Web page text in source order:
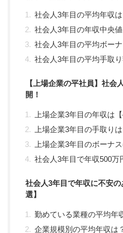
社会人3年目の平均年収は
社会人3年目の年収中央値
社会人3年目の平均ボーナ
社会人3年目の平均手取り
【上場企業の平社員】社会
開！
上場企業3年目の年収は【
上場企業3年目の手取りは
上場企業3年目のボーナ
社会人3年目で年収500万
社会人3年目で年収に不安
選】
勤めている業種の平均年
企業規模別の平均年収は